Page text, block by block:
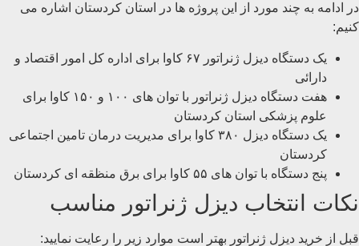
در ادامه به چند مورد از این پروژه ها در استان کردستان اشاره می
کنیم:
یک دستگاه دیزل ژنراتور ۶۷ کاوا برای اداره کل امور اقتصاد و
دارائی
هفت دستگاه دیزل ژنراتور با توان های ۱۰۰ و ۱۵۰ کاوا برای
علوم پزشکی استان کردستان
یک دستگاه دیزل ۳۸۰ کاوا برای مدیریت درمان تامین اجتماعی
کردستان
پنج دستگاه با توان های ۵۵ کاوا برای برق منظقه ای کردستان
نکات انتخاب دیزل ژنراتور مناسب
قبل از خرید دیزل ژنراتور بهتر است موارد زیر را رعایت نمایید: